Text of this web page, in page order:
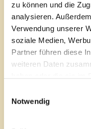
zu können und die
analysieren.
Verwendung unserer
soziale Medien,
Partner führen diese
weiteren Daten
Notwendig
Gemeinsam
Der Klimawandel
globalen Süden,
weltweiten CO₂-
Mitglied des
Frastanz daher
Kolumbien, einem
Das Klimabündnis
nachhaltige